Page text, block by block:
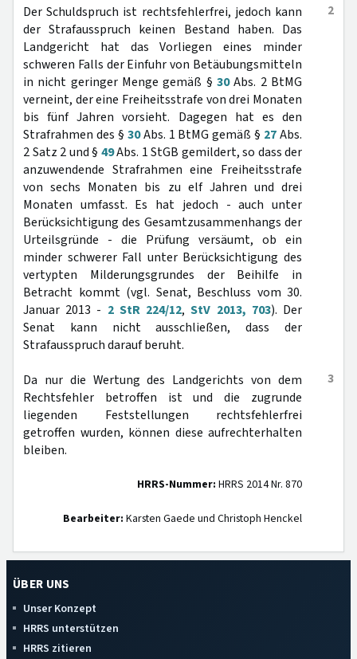
2
Der Schuldspruch ist rechtsfehlerfrei, jedoch kann
der Strafausspruch keinen Bestand haben. Das
Landgericht hat das Vorliegen eines minder
schweren Falls der Einfuhr von Betäubungsmitteln
in nicht geringer Menge gemäß § 30Abs. 2 BtMG
verneint, der eine Freiheitsstrafe von drei Monaten
bis fünf Jahren vorsieht. Dagegen hat es den
Strafrahmen des § 30Abs. 1 BtMG gemäß § 27Abs.
2 Satz 2 und § 49Abs. 1 StGB gemildert, so dass der
anzuwendende Strafrahmen eine Freiheitsstrafe
von sechs Monaten bis zu elf Jahren und drei
Monaten umfasst. Es hat jedoch - auch unter
Berücksichtigung des Gesamtzusammenhangs der
Urteilsgründe - die Prüfung versäumt, ob ein
minder schwerer Fall unter Berücksichtigung des
vertypten Milderungsgrundes der Beihilfe in
Betracht kommt (vgl. Senat, Beschluss vom 30.
Januar 2013 - 2 StR 224/12,StV 2013, 703). Der
Senat kann nicht ausschließen, dass der
Strafausspruch darauf beruht.
3
Da nur die Wertung des Landgerichts von dem
Rechtsfehler betroffen ist und die zugrunde
liegenden Feststellungen rechtsfehlerfrei
getroffen wurden, können diese aufrechterhalten
bleiben.
HRRS-Nummer: HRRS 2014 Nr. 870
Bearbeiter: Karsten Gaede und Christoph Henckel
ÜBER UNS
Unser Konzept
HRRS unterstützen
HRRS zitieren